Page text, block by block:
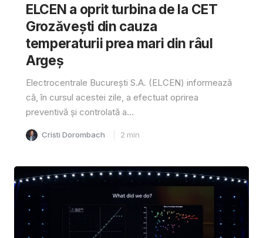
ELCEN a oprit turbina de la CET
Grozăvești din cauza
temperaturii prea mari din râul
Argeș
Electrocentrale București S.A. (ELCEN) informează
că, în cursul acestei zile, a efectuat oprirea
preventivă și controlată a...
Cristi Dorombach 2 min